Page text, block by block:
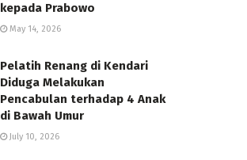
kepada Prabowo
May 14, 2026
Pelatih Renang di Kendari
Diduga Melakukan
Pencabulan terhadap 4 Anak
di Bawah Umur
July 10, 2026